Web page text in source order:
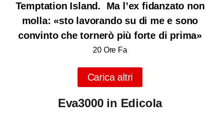
Temptation Island. Ma l’ex fidanzato non
molla: «sto lavorando su di me e sono
convinto che tornerò più forte di prima»
20 Ore Fa
Carica altri
Eva3000 in Edicola